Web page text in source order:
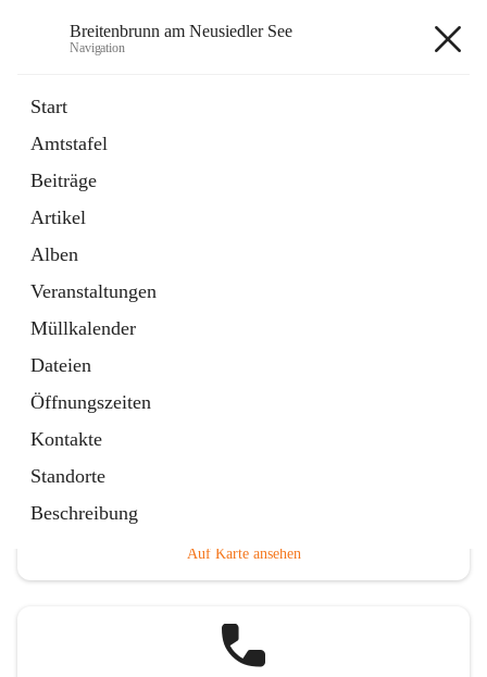
Breitenbrunn am Neusiedler See
Navigation
Start
Amtstafel
Beiträge
Artikel
Alben
Veranstaltungen
Müllkalender
Dateien
Öffnungszeiten
Kontakte
Standorte
Beschreibung
18 Schnellzugriffe
Gemeindeservice
Auf Karte ansehen